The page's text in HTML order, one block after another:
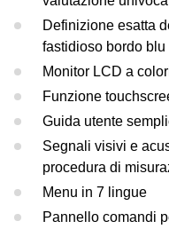
Definizione esatta
fastidioso bordo blu
Monitor LCD a
Funzione
Guida utente
Segnali visivi e
procedura di
Menu in 7 lingue
Pannello comandi